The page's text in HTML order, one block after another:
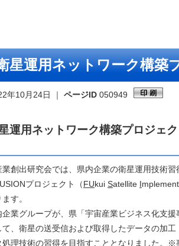
物対策・リサ
星運用ネットワーク構築
年10月24日 ｜ ページID 050949
運用ネットワーク構築プロジェ
創出研究会では、県内企業の衛星運用技術
プロジェクト（FUkui Satellite I
す。
業グループが、県「宇宙産業ビジネス化支
、衛星の送受信および取得したデータの加
理技術の習得を目指すこととなりました。※